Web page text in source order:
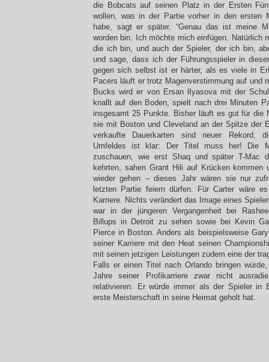
die Bobcats auf seinen Platz in der Ersten
wollen, was in der Partie vorher in den ersten
habe, sagt er später. “Genau das ist meine
worden bin. Ich möchte mich einfügen. Natürlich
die ich bin, und auch der Spieler, der ich bin,
und sage, dass ich der Führungsspieler in
gegen sich selbst ist er härter, als es viele in
Pacers läuft er trotz Magenverstimmung auf und
Bucks wird er von Ersan lIyasova mit der
knallt auf den Boden, spielt nach drei Minuten
insgesamt 25 Punkte. Bisher läuft es gut für die
sie mit Boston und Cleveland an der Spitze der
verkaufte Dauerkarten sind neuer Rekord,
Umfeldes ist klar: Der Titel muss her! Die
zuschauen, wie erst Shaq und später T-Mac
kehrten, sahen Grant Hili auf Krücken kommen
wieder gehen – dieses Jahr wären sie nur
letzten Partie feiern dürfen. Für Carter wäre
Karriere. Nichts verändert das Image eines
war in der jüngeren Vergangenheit bei
Billups in Detroit zu sehen sowie bei Kevin
Pierce in Boston. Anders als beispielsweise
seiner Karriere mit den Heat seinen
mit seinen jetzigen Leistungen zudem eine der
Falls er einen Titel nach Orlando bringen
Jahre seiner Profikarriere zwar nicht
relativieren. Er würde immer als der Spieler in
erste Meisterschaft in seine Heimat geholt hat.